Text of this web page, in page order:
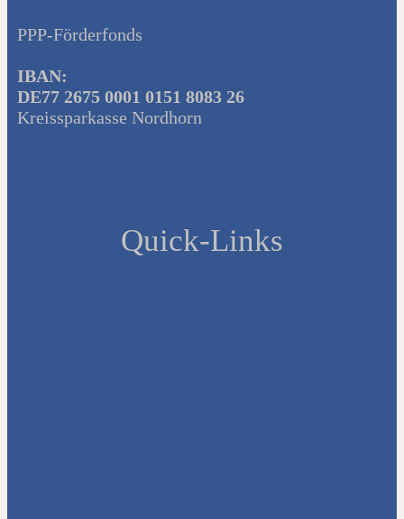
PPP-Förderfonds
IBAN:
DE77 2675 0001 0151 8083 26
Kreissparkasse Nordhorn
Quick-Links